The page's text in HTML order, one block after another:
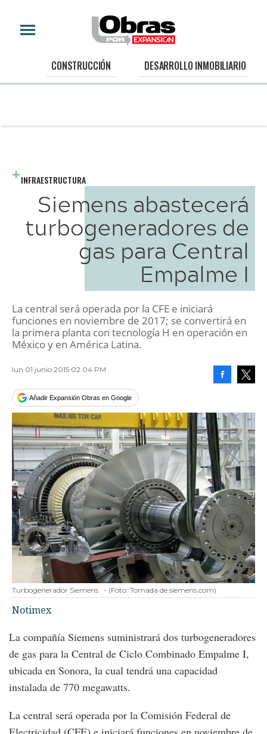
CONSTRUCCIÓN DESARROLLO INMOBILIARIO
INFRAESTRUCTURA
Siemens abastecerá
turbogeneradores de
gas para Central
Empalme I
La central será operada por la CFE e iniciará
funciones en noviembre de 2017; se convertirá en
la primera planta con tecnología H en operación en
México y en América Latina.
lun 01 junio 2015 02:04 PM
Añadir Expansión Obras en Google
Turbogenerador Siemens - (Foto: Tomada de siemens.com)
Notimex
La compañía Siemens suministrará dos turbogeneradores
de gas para la Central de Ciclo Combinado Empalme I,
ubicada en Sonora, la cual tendrá una capacidad
instalada de 770 megawatts.
La central será operada por la Comisión Federal de